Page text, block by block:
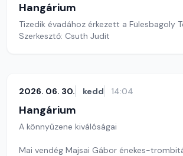
Hangárium
Tizedik évadához érkezett a Fülesbagoly
Szerkesztő: Csuth Judit
2026. 06. 30. kedd 14:04
Hangárium
A könnyűzene kiválóságai
Mai vendég Majsai Gábor énekes-